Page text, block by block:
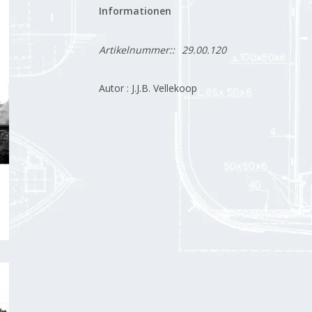
Informationen
Artikelnummer:: 29.00.120
Autor : J.J.B. Vellekoop